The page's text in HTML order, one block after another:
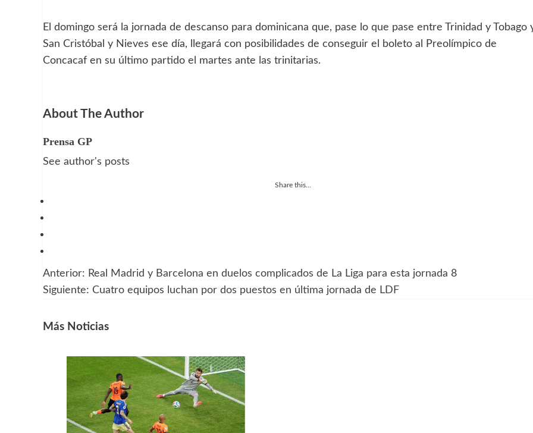
El domingo será la jornada de descanso para dominicana que, pase lo que pase entre Trinidad y Tobago
San Cristóbal y Nieves ese día, llegará con posibilidades de conseguir el boleto al Preolímpico de
Concacaf en su último partido el martes ante las trinitarias.
About The Author
Prensa GP
See author's posts
Share this...
Navegación
entradas
Anterior: Real Madrid y Barcelona en duelos complicados de La Liga para esta jornada 8
Siguiente: Cuatro equipos luchan por dos puestos en última jornada de LDF
Más Noticias